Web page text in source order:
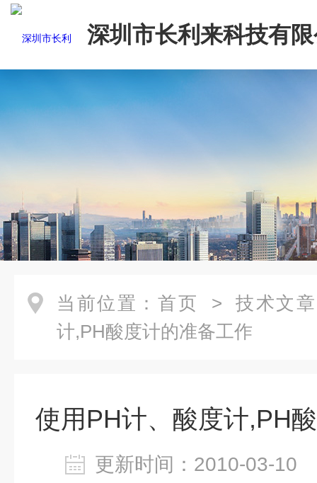
深圳市长利来科技有
当前位置： 首页 > 技术文章
计,PH酸度计的准备工作
使用PH计、酸度计,PH
更新时间：2010-03-